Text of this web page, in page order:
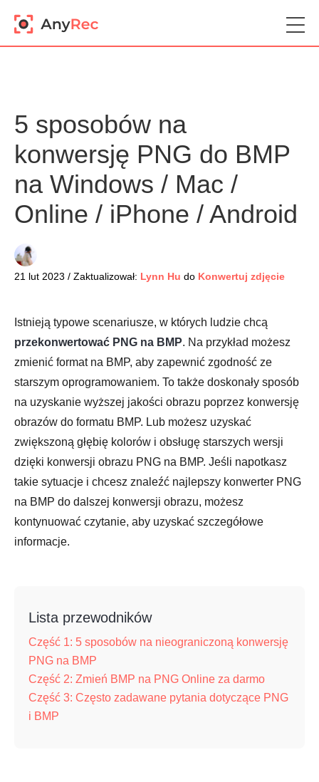
5 sposobów na
konwersję PNG do BMP
na Windows / Mac /
Online / iPhone / Android
21 lut 2023 / Zaktualizował: Lynn Hu do Konwertuj zdjęcie
Istnieją typowe scenariusze, w których ludzie chcą
przekonwertować PNG na BMP. Na przykład możesz
zmienić format na BMP, aby zapewnić zgodność ze
starszym oprogramowaniem. To także doskonały sposób
na uzyskanie wyższej jakości obrazu poprzez konwersję
obrazów do formatu BMP. Lub możesz uzyskać
zwiększoną głębię kolorów i obsługę starszych wersji
dzięki konwersji obrazu PNG na BMP. Jeśli napotkasz
takie sytuacje i chcesz znaleźć najlepszy konwerter PNG
na BMP do dalszej konwersji obrazu, możesz
kontynuować czytanie, aby uzyskać szczegółowe
informacje.
Lista przewodników
Część 1: 5 sposobów na nieograniczoną konwersję
PNG na BMP
Część 2: Zmień BMP na PNG Online za darmo
Część 3: Często zadawane pytania dotyczące PNG
i BMP